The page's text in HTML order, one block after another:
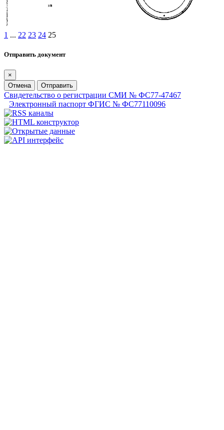
1 ... 22 23 24 25
Отправить документ
×
Отмена
Отправить
Свидетельство о регистрации СМИ № ФС77-47467
Электронный паспорт ФГИС № ФС77110096